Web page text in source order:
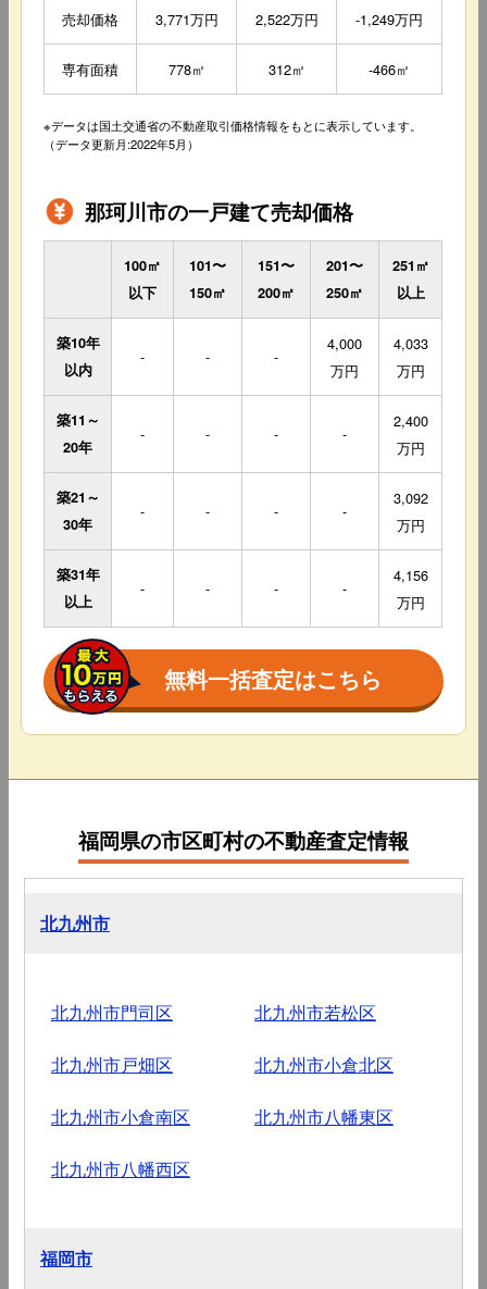
売却価格 3,771万円 2,522万円 -1,249万円
専有面積 778㎡ 312㎡ -466㎡
※データは国土交通省の不動産取引価格情報をもとに表示しています。
（データ更新月:2022年5月）
那珂川市の一戸建て売却価格
100㎡
以下
101〜
150㎡
151〜
200㎡
201〜
250㎡
251㎡
以上
築10年
以内
- - -
4,000
万円
4,033
万円
築11～
20年
- - - -
2,400
万円
築21～
30年
- - - -
3,092
万円
築31年
以上
- - - -
4,156
万円
無料一括査定はこちら
福岡県の市区町村の不動産査定情報
北九州市
北九州市門司区 北九州市若松区
北九州市戸畑区 北九州市小倉北区
北九州市小倉南区 北九州市八幡東区
北九州市八幡西区
福岡市